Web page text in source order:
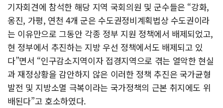
기자회견에 참석한 해당 지역 국회의원 및 군수들은 “강화,
옹진, 가평, 연천 4개 군은 수도권정비계획법상 수도권이라
는 이유만으로 그동안 각종 정부 지원 정책에서 배제되었고,
현 정부에서 추진하는 지방 우선 정책에서도 배제되고 있
다”면서 “인구감소지역이자 접경지역으로 겪는 열악한 현실
과 재정상황을 감안하지 않은 이러한 정책 추진은 국가균형
발전 및 지방소멸 극복이라는 국가정책의 근본 취지에도 위
배된다”고 호소하였다.